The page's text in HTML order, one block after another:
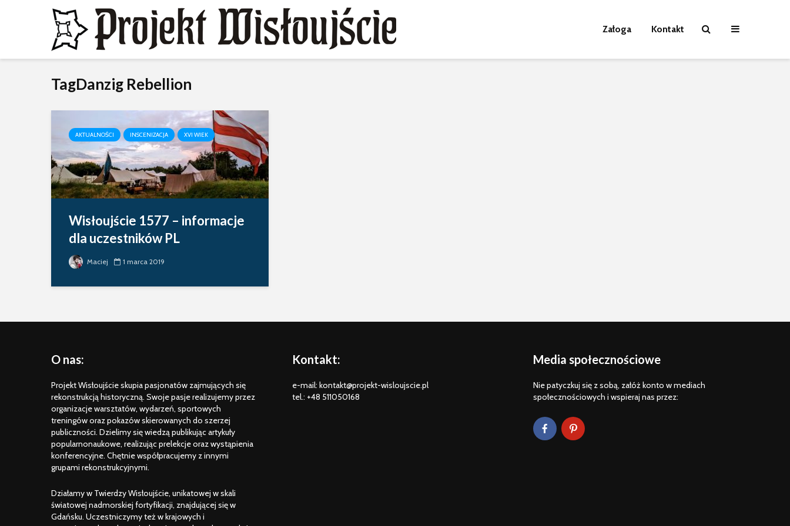
Załoga Kontakt
TagDanzig Rebellion
AKTUALNOŚCI INSCENIZACJA XVI WIEK
Wisłoujście 1577 – informacje
dla uczestników PL
Maciej 1 marca 2019
O nas:
Projekt Wisłoujście skupia pasjonatów zajmujących się
rekonstrukcją historyczną. Swoje pasje realizujemy przez
organizacje warsztatów, wydarzeń, sportowych
treningów oraz pokazów skierowanych do szerzej
publiczności. Dzielimy się wiedzą publikując artykuły
popularnonaukowe, realizując prelekcje oraz wystąpienia
konferencyjne. Chętnie współpracujemy z innymi
grupami rekonstrukcyjnymi.
Działamy w Twierdzy Wisłoujście, unikatowej w skali
światowej nadmorskiej fortyfikacji, znajdującej się w
Gdańsku. Uczestniczymy też w krajowych i
Kontakt:
e-mail: kontakt@projekt-wisloujscie.pl
tel.: +48 511050168
Media społecznościowe
Nie patyczkuj się z sobą, załóż konto w mediach
społecznościowych i wspieraj nas przez: